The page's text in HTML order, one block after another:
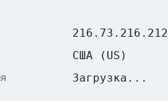
216.73.216.212
США (US)
Загрузка...